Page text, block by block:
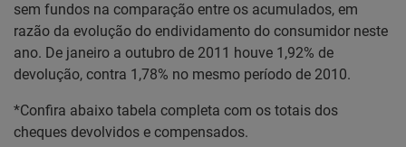
sem fundos na comparação entre os acumulados, em
razão da evolução do endividamento do consumidor neste
ano. De janeiro a outubro de 2011 houve 1,92% de
devolução, contra 1,78% no mesmo período de 2010.
*Confira abaixo tabela completa com os totais dos
cheques devolvidos e compensados.